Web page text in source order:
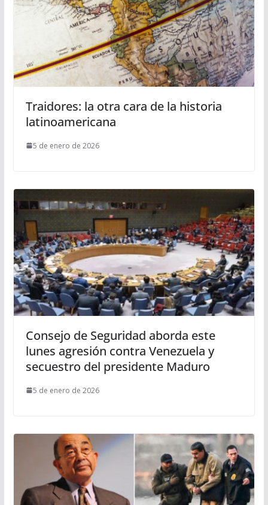
Traidores: la otra cara de la historia
latinoamericana
5 de enero de 2026
Consejo de Seguridad aborda este
lunes agresión contra Venezuela y
secuestro del presidente Maduro
5 de enero de 2026